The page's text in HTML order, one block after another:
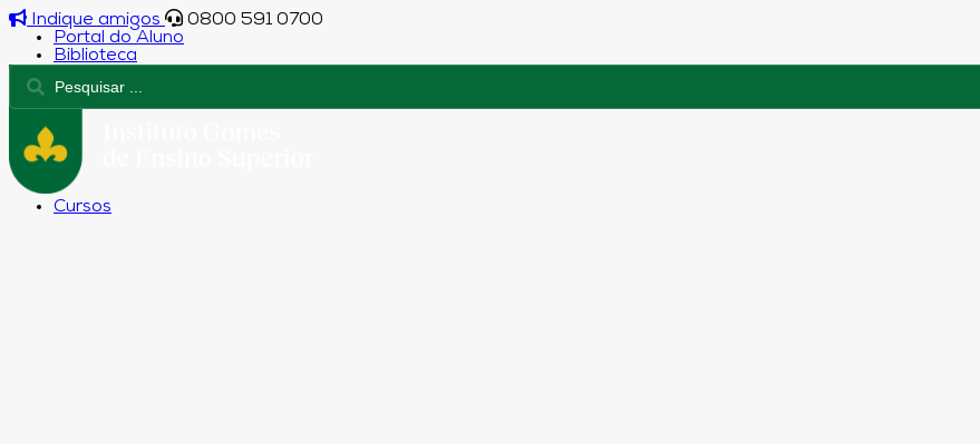
Indique amigos
0800 591 0700
Portal do Aluno
Biblioteca
Cursos